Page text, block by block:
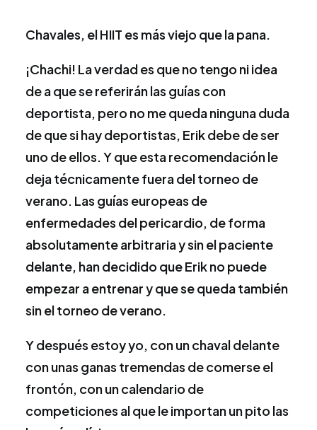
Chavales, el HIIT es más viejo que la pana.
¡Chachi! La verdad es que no tengo ni idea
de a que se referirán las guías con
deportista, pero no me queda ninguna duda
de que si hay deportistas, Erik debe de ser
uno de ellos. Y que esta recomendación le
deja técnicamente fuera del torneo de
verano. Las guías europeas de
enfermedades del pericardio, de forma
absolutamente arbitraria y sin el paciente
delante, han decidido que Erik no puede
empezar a entrenar y que se queda también
sin el torneo de verano.
Y después estoy yo, con un chaval delante
con unas ganas tremendas de comerse el
frontón, con un calendario de
competiciones al que le importan un pito las